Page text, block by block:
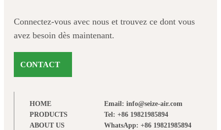
Connectez-vous avec nous et trouvez ce dont vous
avez besoin dès maintenant.
CONTACT
HOME
PRODUCTS
ABOUT US
Email: info@seize-air.com
Tel: +86 19821985894
WhatsApp: +86 19821985894